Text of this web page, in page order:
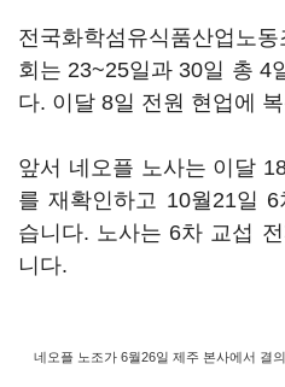
전국화학섬유식품산업노
회는 23~25일과 30일 총 4
다. 이달 8일 전원 현업에
앞서 네오플 노사는 이달
를 재확인하고 10월21일
습니다. 노사는 6차 교섭
니다.
네오플 노조가 6월26일 제주 본사에서 결